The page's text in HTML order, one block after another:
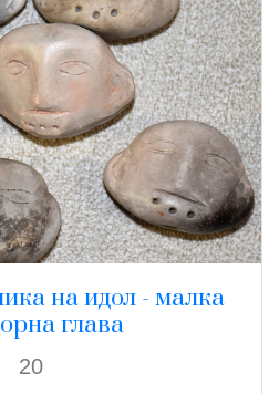
на идол - малка
глава
20